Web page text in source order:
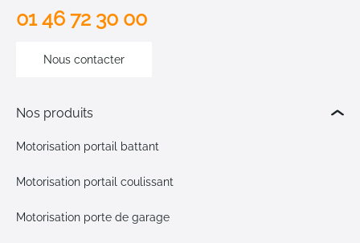
01 46 72 30 00
Nous contacter
Nos produits
Motorisation portail battant
Motorisation portail coulissant
Motorisation porte de garage